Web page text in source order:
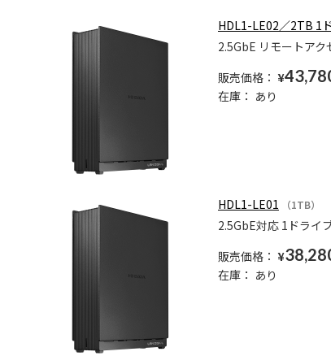
HDL1-LE02／2TB 1
2.5GbE リモートア
販売価格： ¥
在庫： あり
HDL1-LE01 （1TB）
2.5GbE対応 1ドライ
販売価格： ¥
在庫： あり